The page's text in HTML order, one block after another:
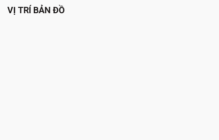
VỊ TRÍ BẢN ĐỒ